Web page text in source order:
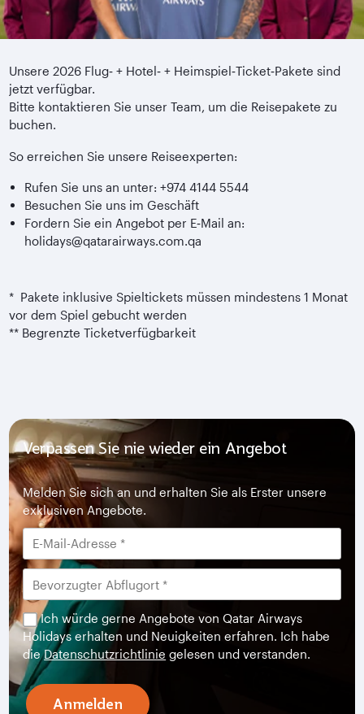
Unsere 2026 Flug‑ + Hotel‑ + Heimspiel‑Ticket‑Pakete sind
jetzt verfügbar.
Bitte kontaktieren Sie unser Team, um die Reisepakete zu
buchen.
So erreichen Sie unsere Reiseexperten:
Rufen Sie uns an unter: +974 4144 5544
Besuchen Sie uns im Geschäft
Fordern Sie ein Angebot per E‑Mail an:
holidays@qatarairways.com.qa
* Pakete inklusive Spieltickets müssen mindestens 1 Monat
vor dem Spiel gebucht werden
** Begrenzte Ticketverfügbarkeit
Verpassen Sie nie wieder ein Angebot
Melden Sie sich an und erhalten Sie als Erster unsere
exklusiven Angebote.
Ich würde gerne Angebote von Qatar Airways
Holidays erhalten und Neuigkeiten erfahren. Ich habe
dieDatenschutzrichtlinie gelesen und verstanden.
Anmelden